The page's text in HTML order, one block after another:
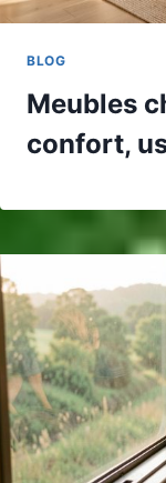
BLOG
Meubles
confort,